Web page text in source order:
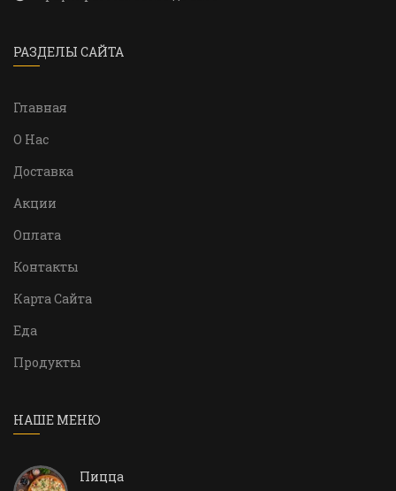
РАЗДЕЛЫ САЙТА
Главная
О Нас
Доставка
Акции
Оплата
Контакты
Карта Сайта
Еда
Продукты
НАШЕ МЕНЮ
Пицца